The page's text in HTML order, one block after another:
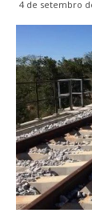
4 de setembro